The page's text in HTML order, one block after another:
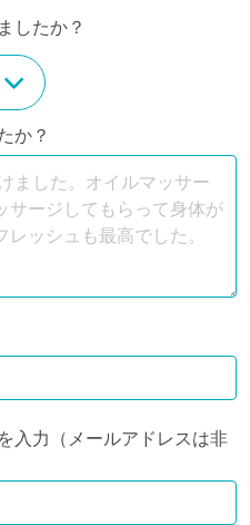
したか？
か？
入力（メールアドレスは非